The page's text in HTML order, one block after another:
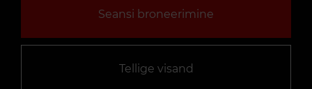
Seansi broneerimine
Tellige visand